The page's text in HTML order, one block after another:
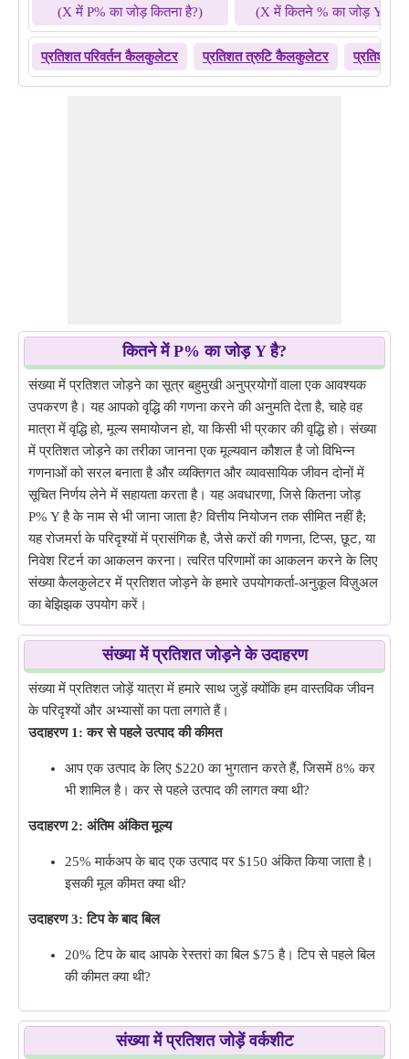
(X में P% का जोड़ कितना है?)
(X में कितने % का जोड़ Y है?)
प्रतिशत परिवर्तन कैलकुलेटर प्रतिशत त्रुटि कैलकुलेटर प्रतिशत
कितने में P% का जोड़ Y है?
संख्या में प्रतिशत जोड़ने का सूत्र बहुमुखी अनुप्रयोगों वाला एक आवश्यक
उपकरण है। यह आपको वृद्धि की गणना करने की अनुमति देता है, चाहे वह
मात्रा में वृद्धि हो, मूल्य समायोजन हो, या किसी भी प्रकार की वृद्धि हो। संख्या
में प्रतिशत जोड़ने का तरीका जानना एक मूल्यवान कौशल है जो विभिन्न
गणनाओं को सरल बनाता है और व्यक्तिगत और व्यावसायिक जीवन दोनों में
सूचित निर्णय लेने में सहायता करता है। यह अवधारणा, जिसे कितना जोड़
P% Y है के नाम से भी जाना जाता है? वित्तीय नियोजन तक सीमित नहीं है;
यह रोजमर्रा के परिदृश्यों में प्रासंगिक है, जैसे करों की गणना, टिप्स, छूट, या
निवेश रिटर्न का आकलन करना। त्वरित परिणामों का आकलन करने के लिए
संख्या कैलकुलेटर में प्रतिशत जोड़ने के हमारे उपयोगकर्ता-अनुकूल विज़ुअल
का बेझिझक उपयोग करें।
संख्या में प्रतिशत जोड़ने के उदाहरण
संख्या में प्रतिशत जोड़ें यात्रा में हमारे साथ जुड़ें क्योंकि हम वास्तविक जीवन
के परिदृश्यों और अभ्यासों का पता लगाते हैं।
उदाहरण 1: कर से पहले उत्पाद की कीमत
आप एक उत्पाद के लिए $220 का भुगतान करते हैं, जिसमें 8% कर
भी शामिल है। कर से पहले उत्पाद की लागत क्या थी?
उदाहरण 2: अंतिम अंकित मूल्य
25% मार्कअप के बाद एक उत्पाद पर $150 अंकित किया जाता है।
इसकी मूल कीमत क्या थी?
उदाहरण 3: टिप के बाद बिल
20% टिप के बाद आपके रेस्तरां का बिल $75 है। टिप से पहले बिल
की कीमत क्या थी?
संख्या में प्रतिशत जोड़ें वर्कशीट